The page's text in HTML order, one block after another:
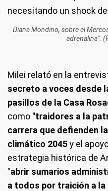
Diana Mondino, sobre el
adrenalina".
Milei relató en la
secreto a voces desde
pasillos de la Casa
como "traidores a la
carrera que defienden
climático 2045y el
estrategia histórica de
"abrir sumarios
a todos por traición a la